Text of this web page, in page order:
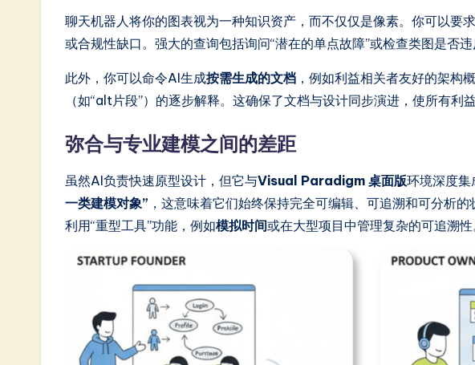
聊天机器人将你的图表视为一种知识资产，而不仅仅是像素。你可以要
或合规性缺口。强大的查询包括询问“潜在的单点故障”或检查类图是否违
此外，你可以命令AI生成按需生成的文档 ，例如利益相关者友好的架构
（如“alt片段”）的逐步解释。这确保了文档与设计同步演进，使所有利
弥合与专业建模之间的差距
虽然AI负责快速原型设计，但它与Visual Paradigm 桌面版环境深度集
一类建模对象” ，这意味着它们始终保持完全可编辑、可追溯和可分析
利用“重型工具”功能，例如模拟时间或在大型项目中管理复杂的可追溯性